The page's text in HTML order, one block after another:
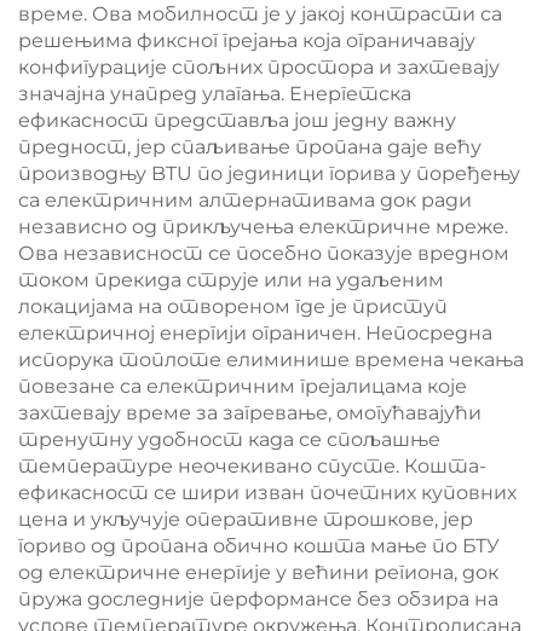
време. Ова мобилност је у јакој контрасти са
решењима фиксног грејања која ограничавају
конфигурације спољних простора и захтевају
значајна унапред улагања. Енергетска
ефикасност представља још једну важну
предност, јер спаљивање пропана даје већу
производњу BTU по јединици горива у поређењу
са електричним алтернативама док ради
независно од прикључења електричне мреже.
Ова независност се посебно показује вредном
током прекида струје или на удаљеним
локацијама на отвореном где је приступ
електричној енергији ограничен. Непосредна
испорука топлоте елиминише времена чекања
повезане са електричним грејалицама које
захтевају време за загревање, омогућавајући
тренутну удобност када се спољашње
температуре неочекивано спусте. Кошта-
ефикасност се шири изван почетних куповних
цена и укључује оперативне трошкове, јер
гориво од пропана обично кошта мање по БТУ
од електричне енергије у већини региона, док
пружа доследније перформансе без обзира на
услове температуре окружења. Контролисана